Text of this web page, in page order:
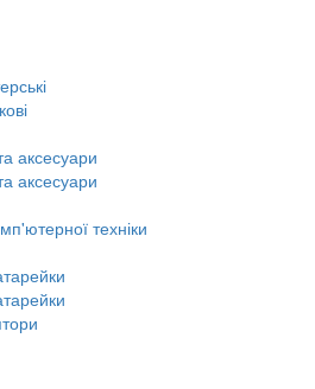
аксесуари
аксесуари
техніки